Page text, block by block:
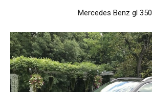
Mercedes Benz gl 350